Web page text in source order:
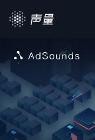
首页
产品平台
营销资源
合作案例